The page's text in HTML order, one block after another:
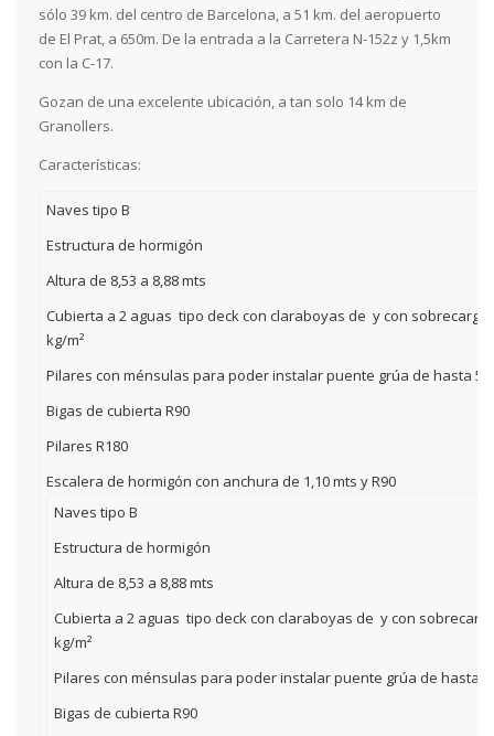
sólo 39 km. del centro de Barcelona, a 51 km. del aeropuerto
de El Prat, a 650m. De la entrada a la Carretera N-152z y 1,5km
con la C-17.
Gozan de una excelente ubicación, a tan solo 14 km de
Granollers.
Características:
Naves tipo B
Estructura de hormigón
Altura de 8,53 a 8,88 mts
Cubierta a 2 aguas tipo deck con claraboyas de y con sobrecarga
kg/m²
Pilares con ménsulas para poder instalar puente grúa de hasta
Bigas de cubierta R90
Pilares R180
Escalera de hormigón con anchura de 1,10 mts y R90
Naves tipo B
Estructura de hormigón
Altura de 8,53 a 8,88 mts
Cubierta a 2 aguas tipo deck con claraboyas de y con
kg/m²
Pilares con ménsulas para poder instalar puente grúa de hasta
Bigas de cubierta R90